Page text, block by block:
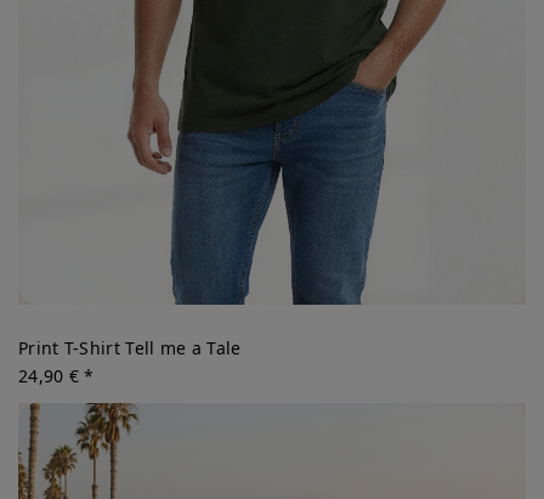
Print T-Shirt Tell me a Tale
24,90 € *